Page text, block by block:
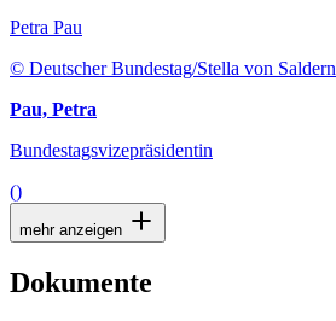
Petra Pau
© Deutscher Bundestag/Stella von Saldern
Pau, Petra
Bundestagsvizepräsidentin
()
mehr anzeigen
Dokumente